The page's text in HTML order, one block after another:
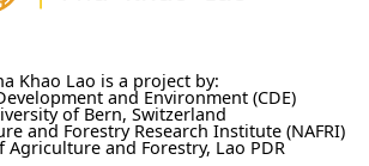
Khao Lao is a project by:
and Environment (CDE)
of Bern, Switzerland
and Forestry Research Institute (NAFRI)
Agriculture and Forestry, Lao PDR